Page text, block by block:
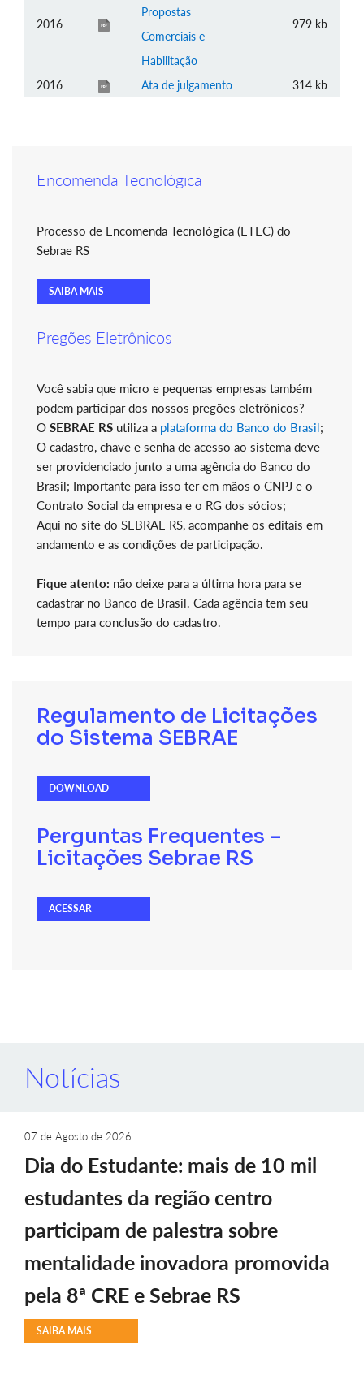
2016
Propostas
Comerciais e
Habilitação
979 kb
2016 Ata de julgamento 314 kb
Encomenda Tecnológica
Processo de Encomenda Tecnológica (ETEC) do
Sebrae RS
SAIBA MAIS
Pregões Eletrônicos
Você sabia que micro e pequenas empresas também
podem participar dos nossos pregões eletrônicos?
O SEBRAE RS utiliza a plataforma do Banco do Brasil;
O cadastro, chave e senha de acesso ao sistema deve
ser providenciado junto a uma agência do Banco do
Brasil; Importante para isso ter em mãos o CNPJ e o
Contrato Social da empresa e o RG dos sócios;
Aqui no site do SEBRAE RS, acompanhe os editais em
andamento e as condições de participação.
Fique atento: não deixe para a última hora para se
cadastrar no Banco de Brasil. Cada agência tem seu
tempo para conclusão do cadastro.
Regulamento de Licitações
do Sistema SEBRAE
DOWNLOAD
Perguntas Frequentes –
Licitações Sebrae RS
ACESSAR
Notícias
07 de Agosto de 2026
Dia do Estudante: mais de 10 mil
estudantes da região centro
participam de palestra sobre
mentalidade inovadora promovida
pela 8ª CRE e Sebrae RS
SAIBA MAIS